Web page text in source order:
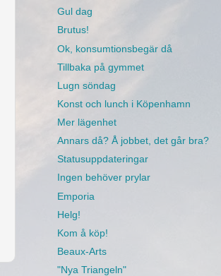
Gul dag
Brutus!
Ok, konsumtionsbegär då
Tillbaka på gymmet
Lugn söndag
Konst och lunch i Köpenhamn
Mer lägenhet
Annars då? Å jobbet, det går bra?
Statusuppdateringar
Ingen behöver prylar
Emporia
Helg!
Kom å köp!
Beaux-Arts
"Nya Triangeln"